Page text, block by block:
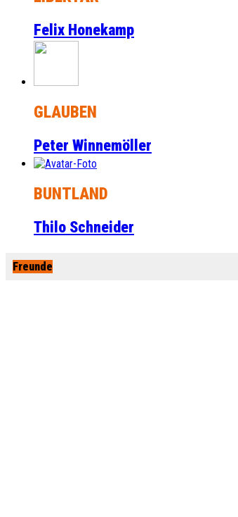
Felix Honekamp
GLAUBEN
Peter Winnemöller
BUNTLAND
Thilo Schneider
Freunde